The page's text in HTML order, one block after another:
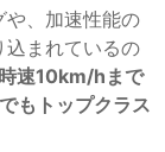
や、加速性能の
込まれているの
速10km/hまで
もトップクラス